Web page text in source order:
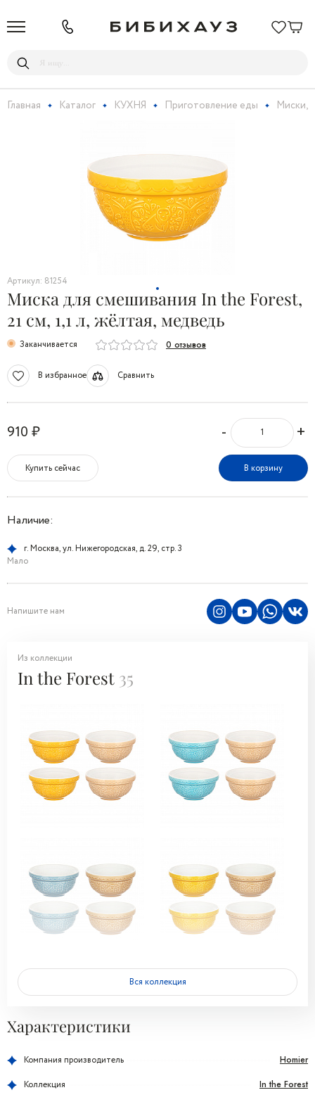
Главная Каталог КУХНЯ Приготовление еды Миски,
Артикул: 81254
Миска для смешивания In the Forest,
21 см, 1,1 л, жёлтая, медведь
Заканчивается 0 отзывов
В избранное Сравнить
910 ₽ - +
Купить сейчас В корзину
Наличие:
г. Москва, ул. Нижегородская, д. 29, стр. 3
Мало
Напишите нам
Из коллекции
In the Forest 35
Вся коллекция
Характеристики
Компания производитель Homier
Коллекция In the Forest